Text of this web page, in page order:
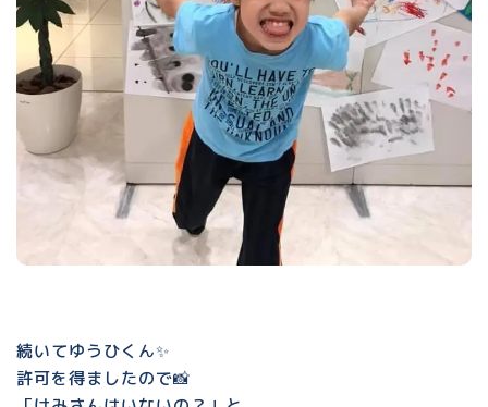
続いてゆうひくん✨
許可を得ましたので📸